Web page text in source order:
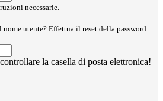
necessarie.
utente? Effettua il reset della password
la casella di posta elettronica!